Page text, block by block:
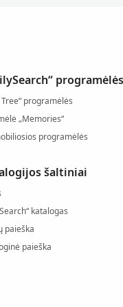
programėlės
programėlės
„Memories“
programėlės
šaltiniai
katalogas
paieška
paieška